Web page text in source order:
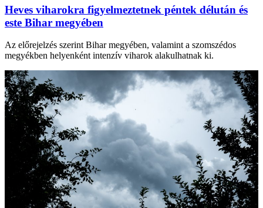
Heves viharokra figyelmeztetnek péntek délután és
este Bihar megyében
Az előrejelzés szerint Bihar megyében, valamint a szomszédos
megyékben helyenként intenzív viharok alakulhatnak ki.